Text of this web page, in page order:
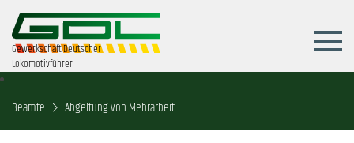
Gewerkschaft Deutscher
Lokomotivführer
Beamte Abgeltung von Mehrarbeit